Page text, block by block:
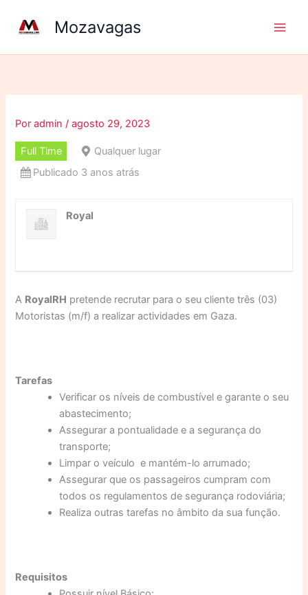
conteúdo
Mozavagas
Poradmin/agosto 29, 2023
Full Time
Qualquer lugar
Publicado 3 anos atrás
Royal
A RoyalRH pretende recrutar para o seu cliente três (03)
Motoristas (m/f) a realizar actividades em Gaza.
Tarefas
Verificar os níveis de combustível e garante o seu
abastecimento;
Assegurar a pontualidade e a segurança do
transporte;
Limpar o veículo e mantém-lo arrumado;
Assegurar que os passageiros cumpram com
todos os regulamentos de segurança rodoviária;
Realiza outras tarefas no âmbito da sua função.
Requisitos